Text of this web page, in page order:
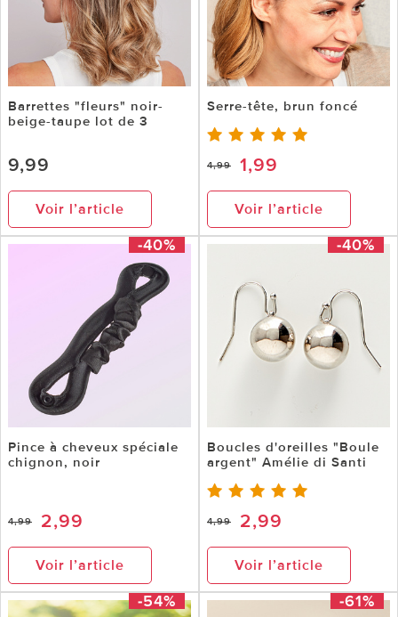
Barrettes "fleurs" noir-
beige-taupe lot de 3
9,99
Voir l’article
Serre-tête, brun foncé
4,99 1,99
Voir l’article
-40%
Pince à cheveux spéciale
chignon, noir
4,99 2,99
Voir l’article
-40%
Boucles d'oreilles "Boule
argent" Amélie di Santi
4,99 2,99
Voir l’article
-54% -61%